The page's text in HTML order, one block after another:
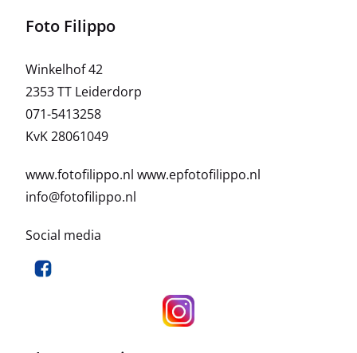
Foto Filippo
Winkelhof 42
2353 TT Leiderdorp
071-5413258
KvK 28061049
www.fotofilippo.nlwww.epfotofilippo.nl
info@fotofilippo.nl
Social media